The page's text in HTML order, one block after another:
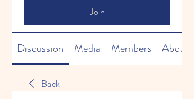
Join
Discussion Media Members About
Back